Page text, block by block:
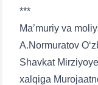
***
Ma’muriy va
A.Normuratov
Shavkat
xalqiga